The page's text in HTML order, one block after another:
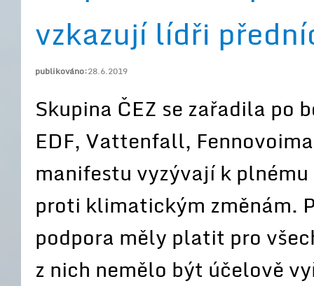
vzkazují lídři
publikováno:28.6.2019
Skupina ČEZ se zařadila po
EDF, Vattenfall,
manifestu vyzývají k
proti klimatickým změnám.
podpora měly platit pro
z nich nemělo být účelově